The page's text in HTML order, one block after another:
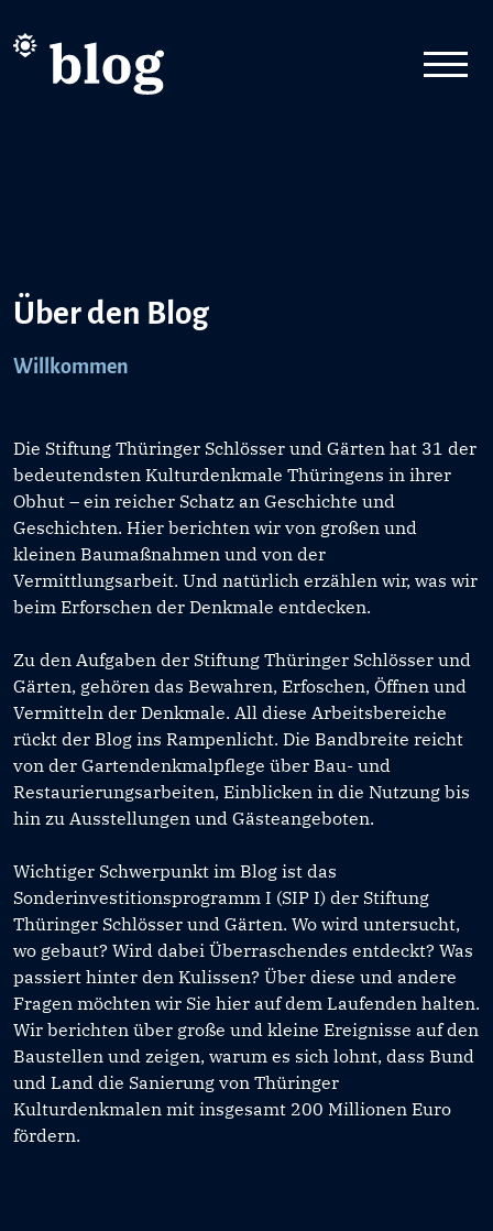
Über den Blog
Willkommen
Die Stiftung Thüringer Schlösser und Gärten hat 31 der
bedeutendsten Kulturdenkmale Thüringens in ihrer
Obhut – ein reicher Schatz an Geschichte und
Geschichten. Hier berichten wir von großen und
kleinen Baumaßnahmen und von der
Vermittlungsarbeit. Und natürlich erzählen wir, was wir
beim Erforschen der Denkmale entdecken.
Zu den Aufgaben der Stiftung Thüringer Schlösser und
Gärten, gehören das Bewahren, Erfoschen, Öffnen und
Vermitteln der Denkmale. All diese Arbeitsbereiche
rückt der Blog ins Rampenlicht. Die Bandbreite reicht
von der Gartendenkmalpflege über Bau- und
Restaurierungsarbeiten, Einblicken in die Nutzung bis
hin zu Ausstellungen und Gästeangeboten.
Wichtiger Schwerpunkt im Blog ist das
Sonderinvestitionsprogramm I (SIP I) der Stiftung
Thüringer Schlösser und Gärten. Wo wird untersucht,
wo gebaut? Wird dabei Überraschendes entdeckt? Was
passiert hinter den Kulissen? Über diese und andere
Fragen möchten wir Sie hier auf dem Laufenden halten.
Wir berichten über große und kleine Ereignisse auf den
Baustellen und zeigen, warum es sich lohnt, dass Bund
und Land die Sanierung von Thüringer
Kulturdenkmalen mit insgesamt 200 Millionen Euro
fördern.